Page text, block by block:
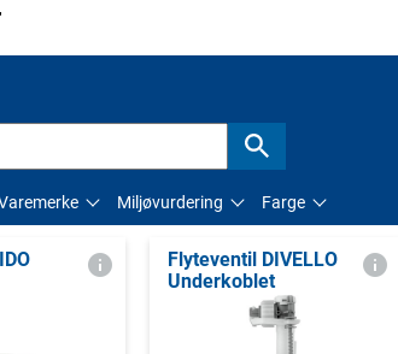
Miljøvurdering Farge
Flyteventil DIVELLO
Underkoblet